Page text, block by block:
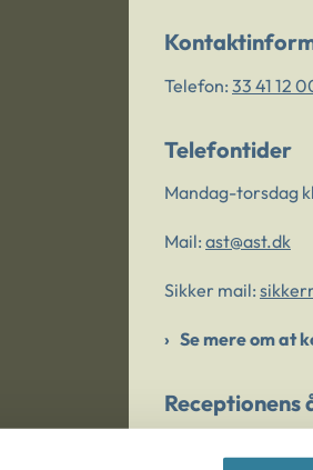
Telefon: 33 41 12
Telefontider
Mandag-torsdag
Mail: ast@ast.dk
Sikker mail:
Se mere om at
Receptionens